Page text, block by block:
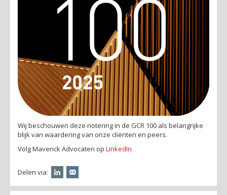
Wij beschouwen deze notering in de GCR 100 als belangrijke
blijk van waardering van onze cliënten en peers.
Volg Maverick Advocaten op LinkedIn
Delen via: